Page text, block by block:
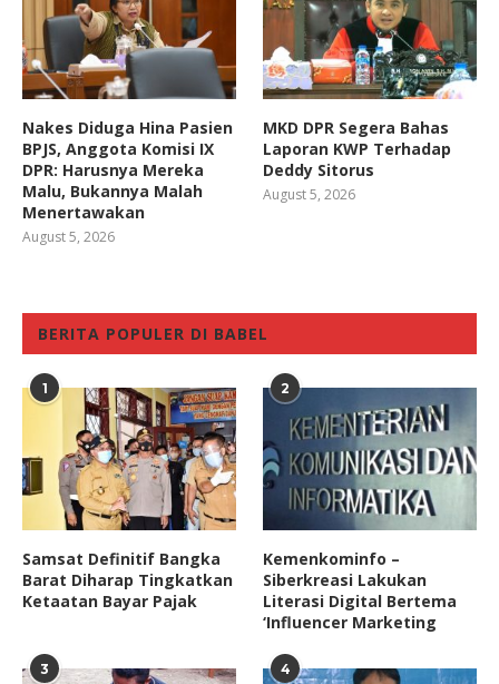
Nakes Diduga Hina Pasien
BPJS, Anggota Komisi IX
DPR: Harusnya Mereka
Malu, Bukannya Malah
Menertawakan
August 5, 2026
MKD DPR Segera Bahas
Laporan KWP Terhadap
Deddy Sitorus
August 5, 2026
BERITA POPULER DI BABEL
1
Samsat Definitif Bangka
Barat Diharap Tingkatkan
Ketaatan Bayar Pajak
2
Kemenkominfo –
Siberkreasi Lakukan
Literasi Digital Bertema
‘Influencer Marketing
3 4